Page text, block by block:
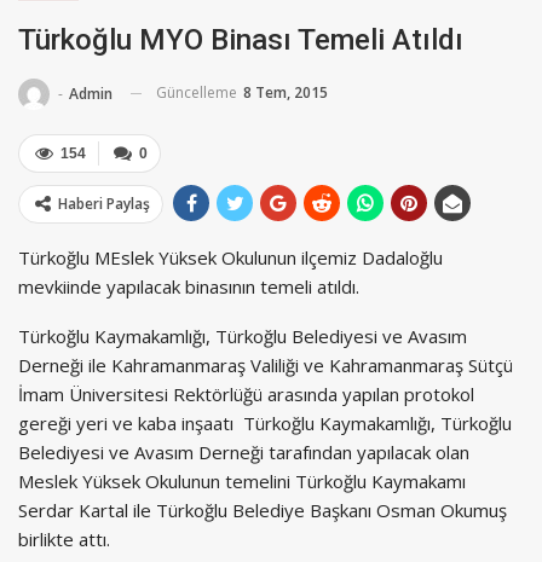
Türkoğlu MYO Binası Temeli Atıldı
- Admin Güncelleme 8 Tem, 2015
0
154
Haberi Paylaş
Türkoğlu MEslek Yüksek Okulunun ilçemiz Dadaloğlu
mevkiinde yapılacak binasının temeli atıldı.
Türkoğlu Kaymakamlığı, Türkoğlu Belediyesi ve Avasım
Derneği ile Kahramanmaraş Valiliği ve Kahramanmaraş Sütçü
İmam Üniversitesi Rektörlüğü arasında yapılan protokol
gereği yeri ve kaba inşaatı Türkoğlu Kaymakamlığı, Türkoğlu
Belediyesi ve Avasım Derneği tarafından yapılacak olan
Meslek Yüksek Okulunun temelini Türkoğlu Kaymakamı
Serdar Kartal ile Türkoğlu Belediye Başkanı Osman Okumuş
birlikte attı.